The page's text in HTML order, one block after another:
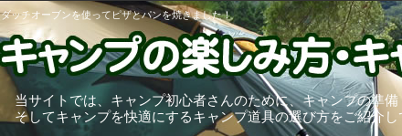
ダッチオーブンを使ってピザとパンを焼きました！
当サイトでは、キャンプ初心者さんのために、キャンプの準
そしてキャンプを快適にするキャンプ道具の選び方をご紹介